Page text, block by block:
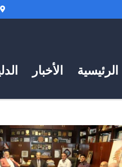
الأخبار الرئيسية